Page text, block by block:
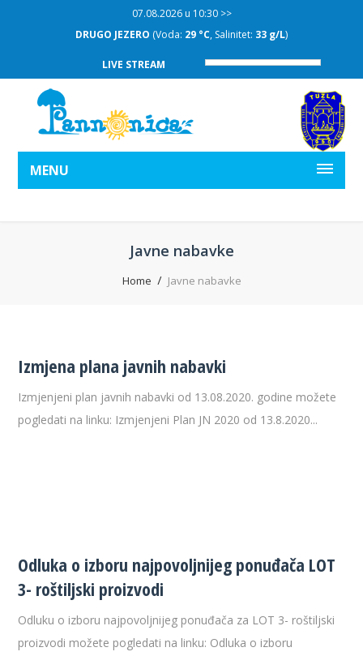
07.08.2026 u 10:30 >>
DRUGO JEZERO (Voda: 29 °C, Salinitet: 33 g/L)
LIVE STREAM
MENU
Javne nabavke
Home Javne nabavke
Izmjena plana javnih nabavki
Izmjenjeni plan javnih nabavki od 13.08.2020. godine možete
pogledati na linku: Izmjenjeni Plan JN 2020 od 13.8.2020...
Odluka o izboru najpovoljnijeg ponuđača LOT
3- roštiljski proizvodi
Odluku o izboru najpovoljnijeg ponuđača za LOT 3- roštiljski
proizvodi možete pogledati na linku: Odluka o izboru